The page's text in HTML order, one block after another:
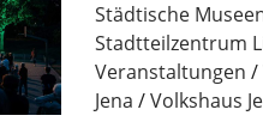
Städtische
Stadtteilzentrum
Veranstaltungen
Jena
Volkshaus